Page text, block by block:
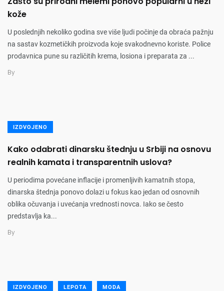
kože
U poslednjih nekoliko godina sve više ljudi počinje da obraća pažnju
na sastav kozmetičkih proizvoda koje svakodnevno koriste. Police
prodavnica pune su različitih krema, losiona i preparata za ...
By
IZDVOJENO
Kako odabrati dinarsku štednju u Srbiji na osnovu
realnih kamata i transparentnih uslova?
U periodima povećane inflacije i promenljivih kamatnih stopa,
dinarska štednja ponovo dolazi u fokus kao jedan od osnovnih
oblika očuvanja i uvećanja vrednosti novca. Iako se često
predstavlja ka...
By
IZDVOJENO LEPOTA MODA